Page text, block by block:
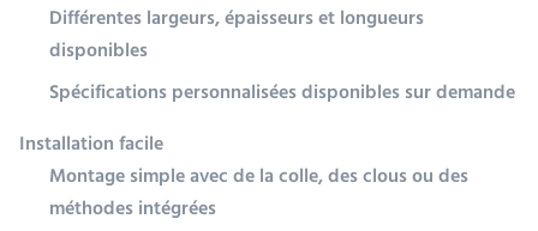
Différentes largeurs, épaisseurs et longueurs
disponibles
Spécifications personnalisées disponibles sur demande
Installation facile
Montage simple avec de la colle, des clous ou des
méthodes intégrées